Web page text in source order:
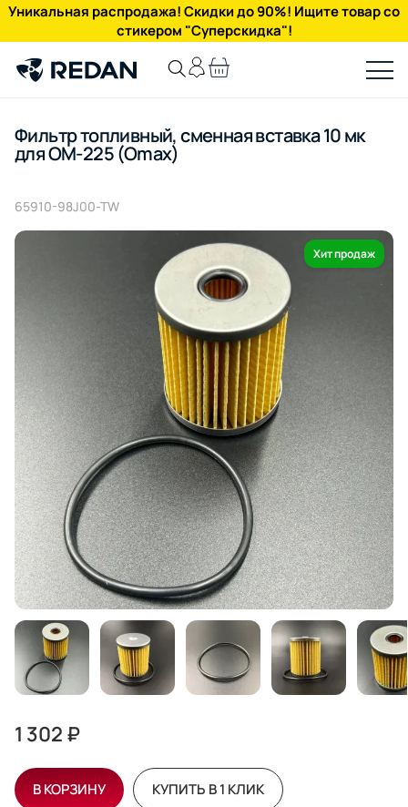
Уникальная распродажа! Скидки до 90%! Ищите товар со
стикером "Суперскидка"!
Фильтр топливный, сменная вставка 10 мк
для OM-225 (Omax)
65910-98J00-TW
Хит продаж
1 302 ₽
В КОРЗИНУ КУПИТЬ В 1 КЛИК